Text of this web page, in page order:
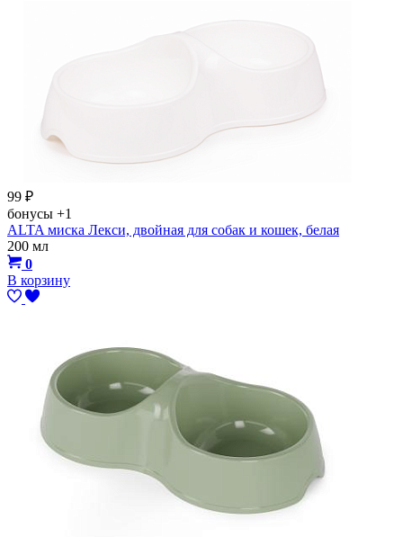
99 ₽
бонусы +1
ALTA миска Лекси, двойная для собак и кошек, белая
200 мл
0
В корзину